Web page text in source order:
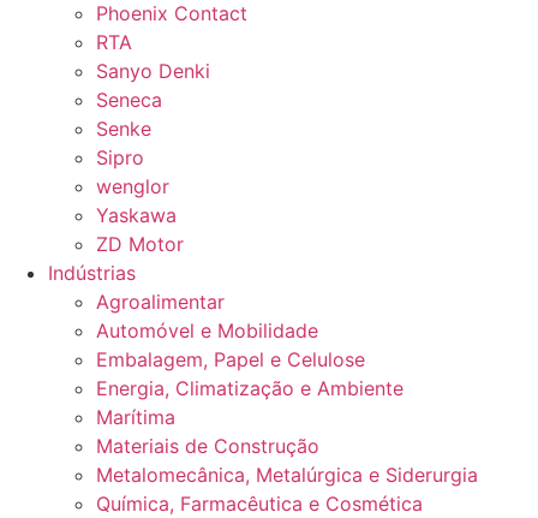
Phoenix Contact
RTA
Sanyo Denki
Seneca
Senke
Sipro
wenglor
Yaskawa
ZD Motor
Indústrias
Agroalimentar
Automóvel e Mobilidade
Embalagem, Papel e Celulose
Energia, Climatização e Ambiente
Marítima
Materiais de Construção
Metalomecânica, Metalúrgica e Siderurgia
Química, Farmacêutica e Cosmética